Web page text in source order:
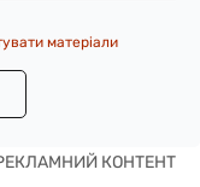
матеріали